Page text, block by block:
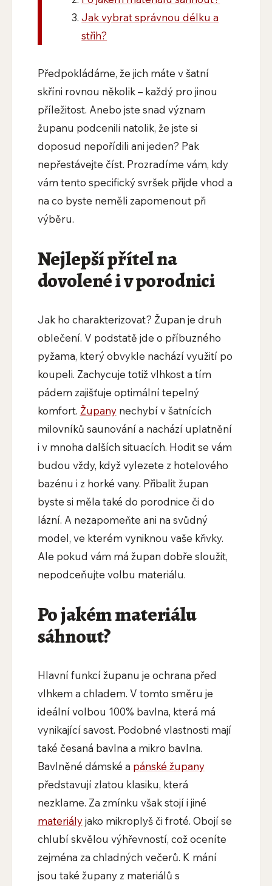
Jak vybrat správnou délku a
střih?
Předpokládáme, že jich máte v šatní
skříni rovnou několik – každý pro jinou
příležitost. Anebo jste snad význam
županu podcenili natolik, že jste si
doposud nepořídili ani jeden? Pak
nepřestávejte číst. Prozradíme vám, kdy
vám tento specifický svršek přijde vhod a
na co byste neměli zapomenout při
výběru.
Nejlepší přítel na
dovolené i v porodnici
Jak ho charakterizovat? Župan je druh
oblečení. V podstatě jde o příbuzného
pyžama, který obvykle nachází využití po
koupeli. Zachycuje totiž vlhkost a tím
pádem zajišťuje optimální tepelný
komfort. Županynechybí v šatnících
milovníků saunování a nachází uplatnění
i v mnoha dalších situacích. Hodit se vám
budou vždy, když vylezete z hotelového
bazénu i z horké vany. Přibalit župan
byste si měla také do porodnice či do
lázní. A nezapomeňte ani na svůdný
model, ve kterém vyniknou vaše křivky.
Ale pokud vám má župan dobře sloužit,
nepodceňujte volbu materiálu.
Po jakém materiálu
sáhnout?
Hlavní funkcí županu je ochrana před
vlhkem a chladem. V tomto směru je
ideální volbou 100% bavlna, která má
vynikající savost. Podobné vlastnosti mají
také česaná bavlna a mikro bavlna.
Bavlněné dámské a pánské župany
představují zlatou klasiku, která
nezklame. Za zmínku však stojí i jiné
materiályjako mikroplyš či froté. Obojí se
chlubí skvělou výhřevností, což oceníte
zejména za chladných večerů. K mání
jsou také župany z materiálů s